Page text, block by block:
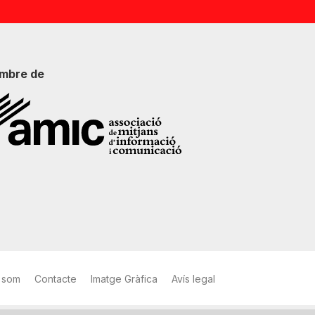
de
Contacte Imatge Gràfica Avís legal